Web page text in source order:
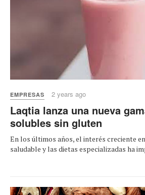
EMPRESAS 2 years ago
Laqtia lanza una nueva
solubles sin gluten
En los últimos años, el interés creciente
saludable y las dietas especializadas ha